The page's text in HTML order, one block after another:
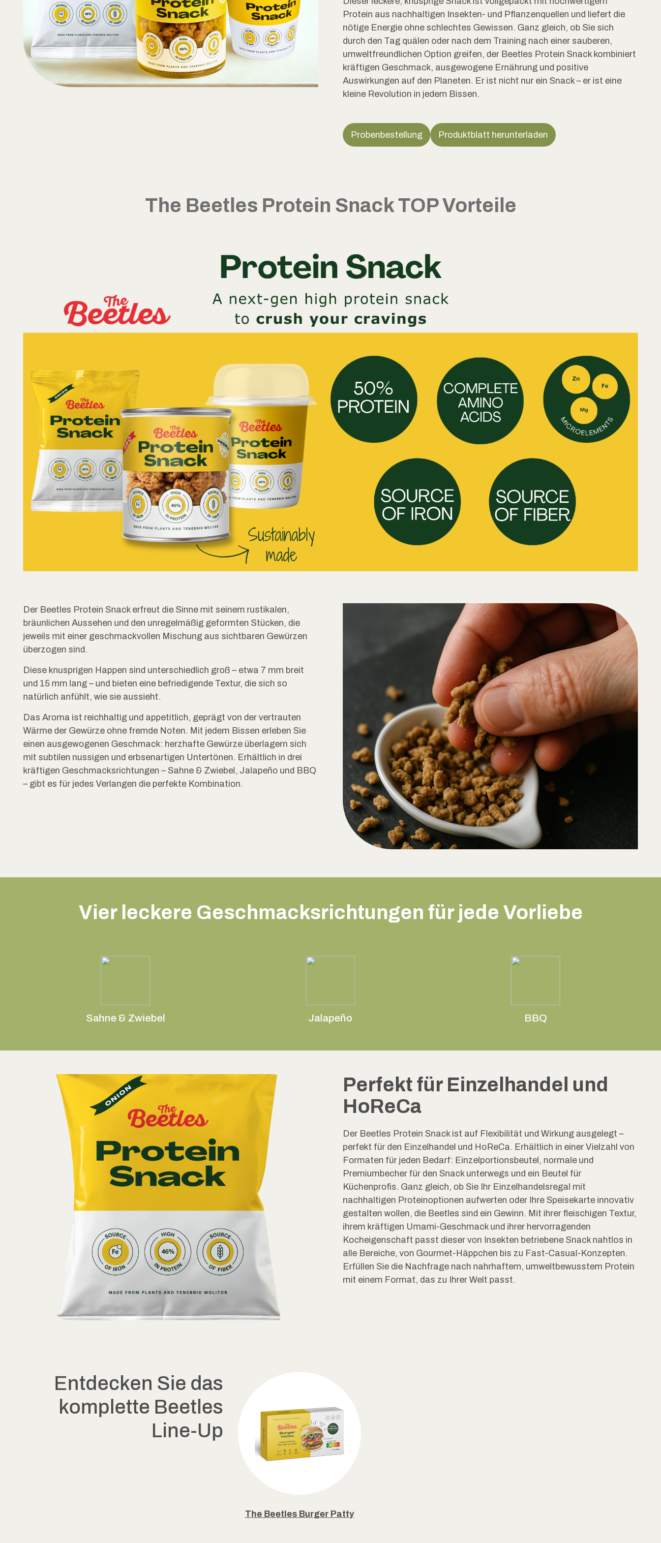
Protein aus nachhaltigen Insekten- und Pflanzenquellen und liefert die
nötige Energie ohne schlechtes Gewissen. Ganz gleich, ob Sie sich
durch den Tag quälen oder nach dem Training nach einer sauberen,
umweltfreundlichen Option greifen, der Beetles Protein Snack kombiniert
kräftigen Geschmack, ausgewogene Ernährung und positive
Auswirkungen auf den Planeten. Er ist nicht nur ein Snack – er ist eine
kleine Revolution in jedem Bissen.
Probenbestellung Produktblatt herunterladen
The Beetles Protein Snack TOP Vorteile
Der Beetles Protein Snack erfreut die Sinne mit seinem rustikalen,
bräunlichen Aussehen und den unregelmäßig geformten Stücken, die
jeweils mit einer geschmackvollen Mischung aus sichtbaren Gewürzen
überzogen sind.
Diese knusprigen Happen sind unterschiedlich groß – etwa 7 mm breit
und 15 mm lang – und bieten eine befriedigende Textur, die sich so
natürlich anfühlt, wie sie aussieht.
Das Aroma ist reichhaltig und appetitlich, geprägt von der vertrauten
Wärme der Gewürze ohne fremde Noten. Mit jedem Bissen erleben Sie
einen ausgewogenen Geschmack: herzhafte Gewürze überlagern sich
mit subtilen nussigen und erbsenartigen Untertönen. Erhältlich in drei
kräftigen Geschmacksrichtungen – Sahne & Zwiebel, Jalapeño und BBQ
– gibt es für jedes Verlangen die perfekte Kombination.
Vier leckere Geschmacksrichtungen für jede Vorliebe
Sahne & Zwiebel Jalapeño BBQ
Perfekt für Einzelhandel und
HoReCa
Der Beetles Protein Snack ist auf Flexibilität und Wirkung ausgelegt –
perfekt für den Einzelhandel und HoReCa. Erhältlich in einer Vielzahl von
Formaten für jeden Bedarf: Einzelportionsbeutel, normale und
Premiumbecher für den Snack unterwegs und ein Beutel für
Küchenprofis. Ganz gleich, ob Sie Ihr Einzelhandelsregal mit
nachhaltigen Proteinoptionen aufwerten oder Ihre Speisekarte innovativ
gestalten wollen, die Beetles sind ein Gewinn. Mit ihrer fleischigen Textur,
ihrem kräftigen Umami-Geschmack und ihrer hervorragenden
Kocheigenschaft passt dieser von Insekten betriebene Snack nahtlos in
alle Bereiche, von Gourmet-Häppchen bis zu Fast-Casual-Konzepten.
Erfüllen Sie die Nachfrage nach nahrhaftem, umweltbewusstem Protein
mit einem Format, das zu Ihrer Welt passt.
Entdecken Sie das
komplette Beetles
Line-Up
The Beetles Burger Patty